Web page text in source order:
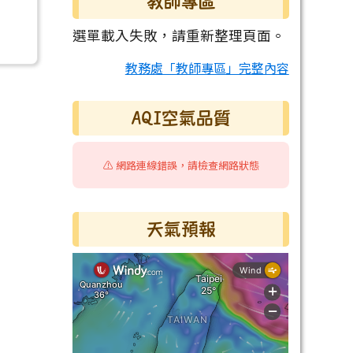
選單載入失敗，請重新整理頁面。
教務處「教師專區」完整內容
AQI空氣品質
⚠️ 網路連線錯誤，請檢查網路狀態
天氣預報